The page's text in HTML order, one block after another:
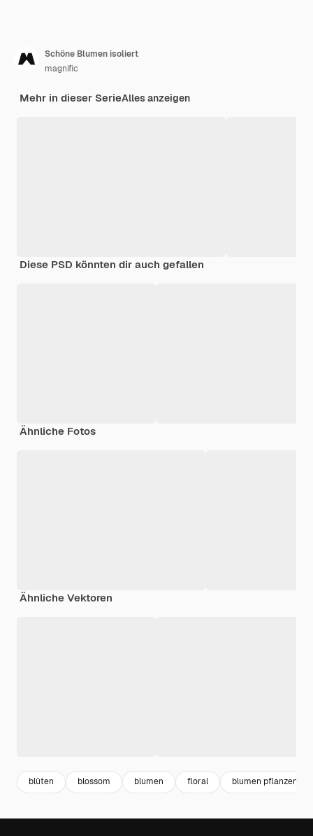
Schöne Blumen isoliert
magnific
Mehr in dieser SerieAlles anzeigen
Diese PSD könnten dir auch gefallen
Ähnliche Fotos
Ähnliche Vektoren
blüten blossom blumen floral blumen pflanzen